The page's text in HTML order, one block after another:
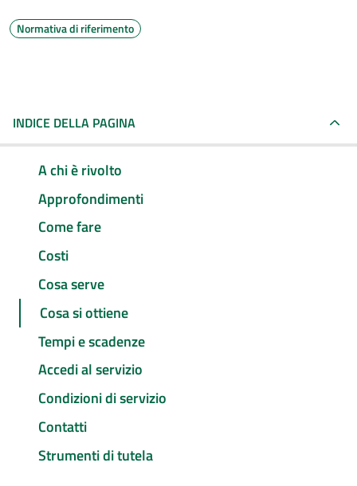
Normativa di riferimento
INDICE DELLA PAGINA
A chi è rivolto
Approfondimenti
Come fare
Costi
Cosa serve
Cosa si ottiene
Tempi e scadenze
Accedi al servizio
Condizioni di servizio
Contatti
Strumenti di tutela